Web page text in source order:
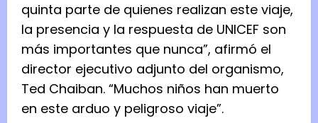
quinta parte de quienes realizan este viaje,
la presencia y la respuesta de UNICEF son
más importantes que nunca”, afirmó el
director ejecutivo adjunto del organismo,
Ted Chaiban. “Muchos niños han muerto
en este arduo y peligroso viaje”.